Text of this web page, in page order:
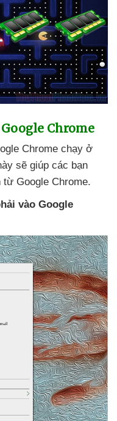
Chrome
Chrome chạy ở
sẽ giúp các bạn
Google Chrome.
vào Google